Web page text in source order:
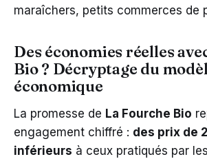
maraîchers, petits commerces de
Des économies réelles
Bio ? Décryptage du
économique
La promesse de La Fourche Bio
engagement chiffré : des prix de
inférieurs à ceux pratiqués par